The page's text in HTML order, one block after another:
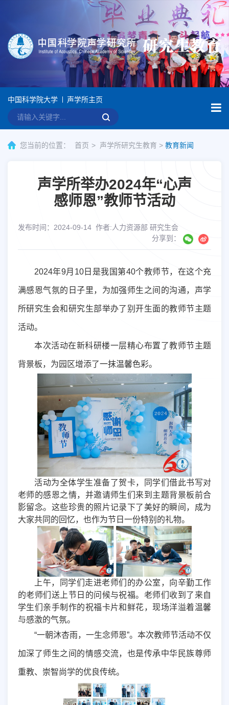
中国科学院大学 声学所主页
您当前的位置： 首页 声学所研究生教育 > 教育新闻
声学所举办2024年“心声
感师恩”教师节活动
发布时间：2024-09-14 作者:人力资源部 研究生会
分享到：
2024年9月 10日是我国第40个教师节，在这个充
满感恩气氛的日子里，为加强师生之间的沟通，声学
所研究生会和研究生部举办了别开生面的教师节主题
活动。
本次活动在新科研楼一层精心布置了教师节主题
背景板，为园区增添了一抹温馨色彩。
活动为全体学生准备了贺卡，同学们借此书写对
老师的感恩之情，并邀请师生们来到主题背景板前合
影留念。这些珍贵的照片记录下了美好的瞬间，成为
大家共同的回忆，也作为节日一份特别的礼物。
上午，同学们走进老师们的办公室，向辛勤工作
的老师们送上节日的问候与祝福。老师们收到了来自
学生们亲手制作的祝福卡片和鲜花，现场洋溢着温馨
与感激的气氛。
“一朝沐杏雨，一生念师恩”。本次教师节活动不仅
加深了师生之间的情感交流，也是传承中华民族尊师
重教、崇智尚学的优良传统。